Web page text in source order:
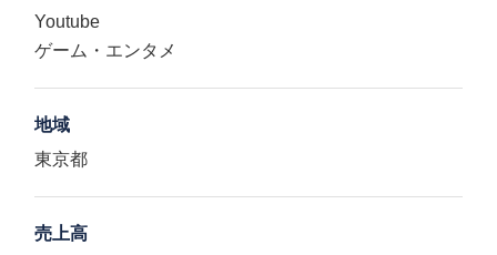
Youtube
ゲーム・エンタメ
地域
東京都
売上高